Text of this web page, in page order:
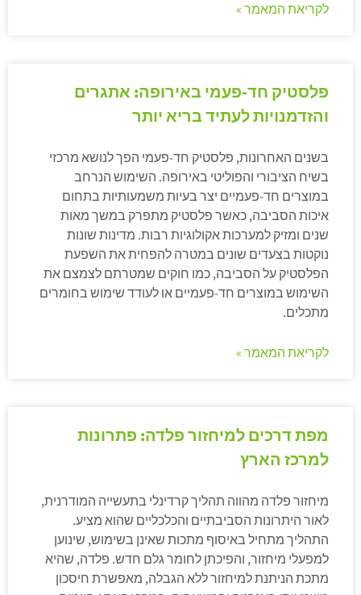
לקריאת המאמר »
פלסטיק חד-פעמי באירופה: אתגרים
והזדמנויות לעתיד בריא יותר
בשנים האחרונות, פלסטיק חד-פעמי הפך לנושא מרכזי
בשיח הציבורי והפוליטי באירופה. השימוש הנרחב
במוצרים חד-פעמיים יצר בעיות משמעותיות בתחום
איכות הסביבה, כאשר פלסטיק מתפרק במשך מאות
שנים ומזיק למערכות אקולוגיות רבות. מדינות שונות
נוקטות בצעדים שונים במטרה להפחית את השפעת
הפלסטיק על הסביבה, כמו חוקים שמטרתם לצמצם את
השימוש במוצרים חד-פעמיים או לעודד שימוש בחומרים
מתכלים.
לקריאת המאמר »
מפת דרכים למיחזור פלדה: פתרונות
למרכז הארץ
מיחזור פלדה מהווה תהליך קרדינלי בתעשייה המודרנית,
לאור היתרונות הסביבתיים והכלכליים שהוא מציע.
התהליך מתחיל באיסוף מתכות שאינן בשימוש, שינוען
למפעלי מיחזור, והפיכתן לחומר גלם חדש. פלדה, שהיא
מתכת הניתנת למיחזור ללא הגבלה, מאפשרת חיסכון